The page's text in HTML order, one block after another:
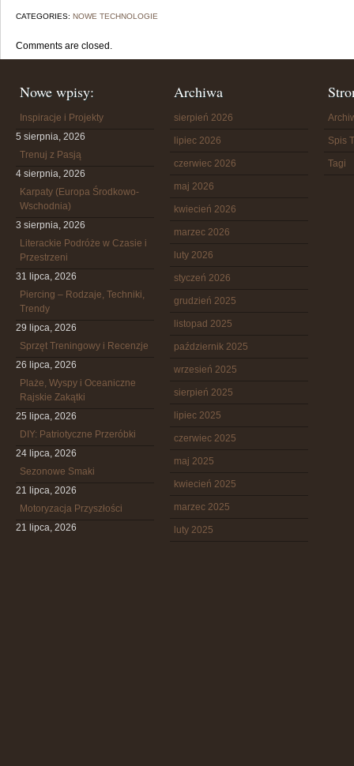
CATEGORIES: NOWE TECHNOLOGIE
Comments are closed.
Nowe wpisy:
Inspiracje i Projekty
5 sierpnia, 2026
Trenuj z Pasją
4 sierpnia, 2026
Karpaty (Europa Środkowo-
Wschodnia)
3 sierpnia, 2026
Literackie Podróże w Czasie i
Przestrzeni
31 lipca, 2026
Piercing – Rodzaje, Techniki,
Trendy
29 lipca, 2026
Sprzęt Treningowy i Recenzje
26 lipca, 2026
Plaże, Wyspy i Oceaniczne
Rajskie Zakątki
25 lipca, 2026
DIY: Patriotyczne Przeróbki
24 lipca, 2026
Sezonowe Smaki
21 lipca, 2026
Motoryzacja Przyszłości
21 lipca, 2026
Archiwa
sierpień 2026
lipiec 2026
czerwiec 2026
maj 2026
kwiecień 2026
marzec 2026
luty 2026
styczeń 2026
grudzień 2025
listopad 2025
październik 2025
wrzesień 2025
sierpień 2025
lipiec 2025
czerwiec 2025
maj 2025
kwiecień 2025
marzec 2025
luty 2025
Spis
Tagi